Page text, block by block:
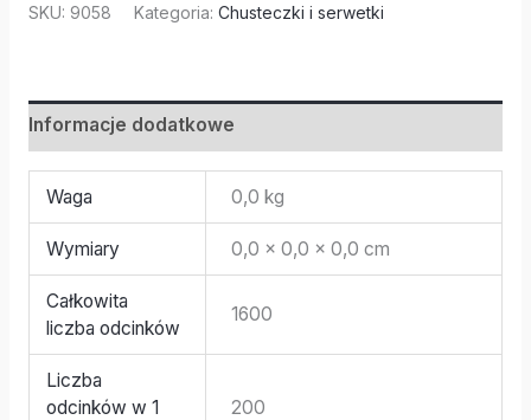
SKU: 9058 Kategoria: Chusteczki i serwetki
Informacje dodatkowe
Waga 0,0 kg
Wymiary 0,0 × 0,0 × 0,0 cm
Całkowita
liczba odcinków
1600
Liczba
odcinków w 1
200